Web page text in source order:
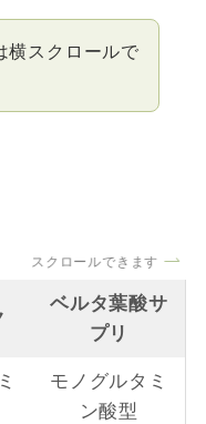
横スクロールで
スクロールできます
ベルタ葉酸サ
プリ
モノグルタミ
ン酸型